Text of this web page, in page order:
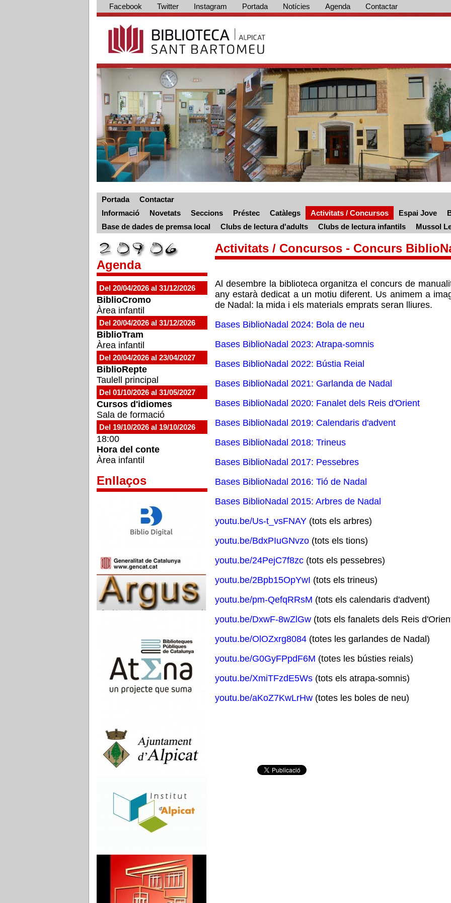
Facebook Twitter Instagram Portada Notícies Agenda Contactar
Portada
Contactar
Informació
Novetats Seccions Préstec Catàlegs Activitats / Concursos Espai Jove
Base de dades de premsa local
Clubs de lectura d'adults Clubs de lectura infantils Mussol
Agenda
Del 20/04/2026 al 31/12/2026
BiblioCromo
Àrea infantil
Del 20/04/2026 al 31/12/2026
BiblioTram
Àrea infantil
Del 20/04/2026 al 23/04/2027
BiblioRepte
Taulell principal
Del 01/10/2026 al 31/05/2027
Cursos d'idiomes
Sala de formació
Del 19/10/2026 al 19/10/2026
18:00
Hora del conte
Àrea infantil
Enllaços
Activitats / Concursos - Concurs
Al desembre la biblioteca organitza el concurs de
any estarà dedicat a un motiu diferent. Us animem a
de Nadal: la mida i els materials emprats seran lliures.
Bases BiblioNadal 2024: Bola de neu
Bases BiblioNadal 2023: Atrapa-somnis
Bases BiblioNadal 2022: Bústia Reial
Bases BiblioNadal 2021: Garlanda de Nadal
Bases BiblioNadal 2020: Fanalet dels Reis d'Orient
Bases BiblioNadal 2019: Calendaris d'advent
Bases BiblioNadal 2018: Trineus
Bases BiblioNadal 2017: Pessebres
Bases BiblioNadal 2016: Tió de Nadal
Bases BiblioNadal 2015: Arbres de Nadal
youtu.be/Us-t_vsFNAY (tots els arbres)
youtu.be/BdxPIuGNvzo (tots els tions)
youtu.be/24PejC7f8zc (tots els pessebres)
youtu.be/2Bpb15OpYwI (tots els trineus)
youtu.be/pm-QefqRRsM (tots els calendaris d'advent)
youtu.be/DxwF-8wZlGw (tots els fanalets dels Reis
youtu.be/OlOZxrg8084 (totes les garlandes de Nadal)
youtu.be/G0GyFPpdF6M (totes les bústies reials)
youtu.be/XmiTFzdE5Ws (tots els atrapa-somnis)
youtu.be/aKoZ7KwLrHw (totes les boles de neu)